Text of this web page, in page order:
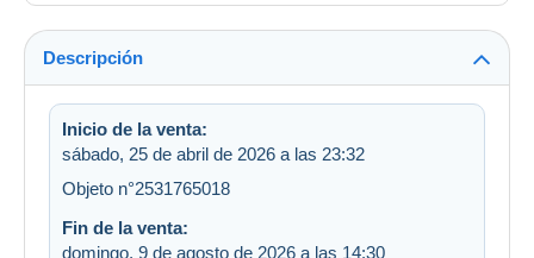
Descripción
Inicio de la venta:
sábado, 25 de abril de 2026 a las 23:32
Objeto n°2531765018
Fin de la venta:
domingo, 9 de agosto de 2026 a las 14:30